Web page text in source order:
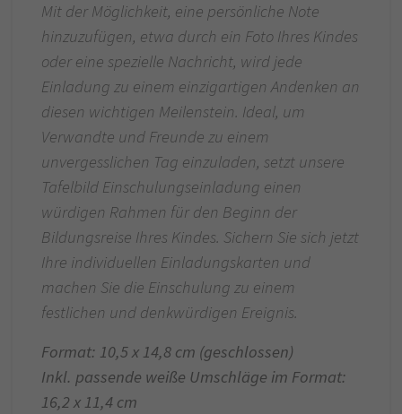
Mit der Möglichkeit, eine persönliche Note
hinzuzufügen, etwa durch ein Foto Ihres Kindes
oder eine spezielle Nachricht, wird jede
Einladung zu einem einzigartigen Andenken an
diesen wichtigen Meilenstein. Ideal, um
Verwandte und Freunde zu einem
unvergesslichen Tag einzuladen, setzt unsere
Tafelbild Einschulungseinladung einen
würdigen Rahmen für den Beginn der
Bildungsreise Ihres Kindes. Sichern Sie sich jetzt
Ihre individuellen Einladungskarten und
machen Sie die Einschulung zu einem
festlichen und denkwürdigen Ereignis.
Format: 10,5 x 14,8 cm (geschlossen)
Inkl. passende weiße Umschläge im Format:
16,2 x 11,4 cm